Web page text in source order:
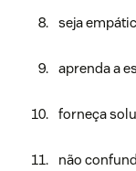
seja
aprenda a
forneça
não